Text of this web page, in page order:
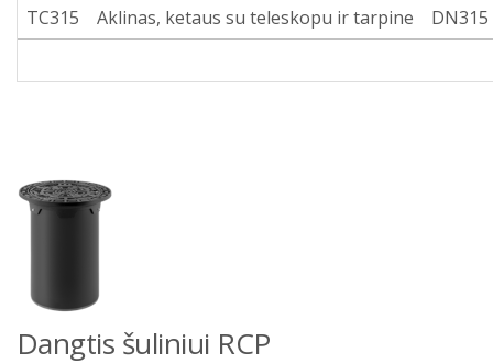
TC315
Aklinas, ketaus su teleskopu ir tarpine DN315
Dangtis šuliniui RCP